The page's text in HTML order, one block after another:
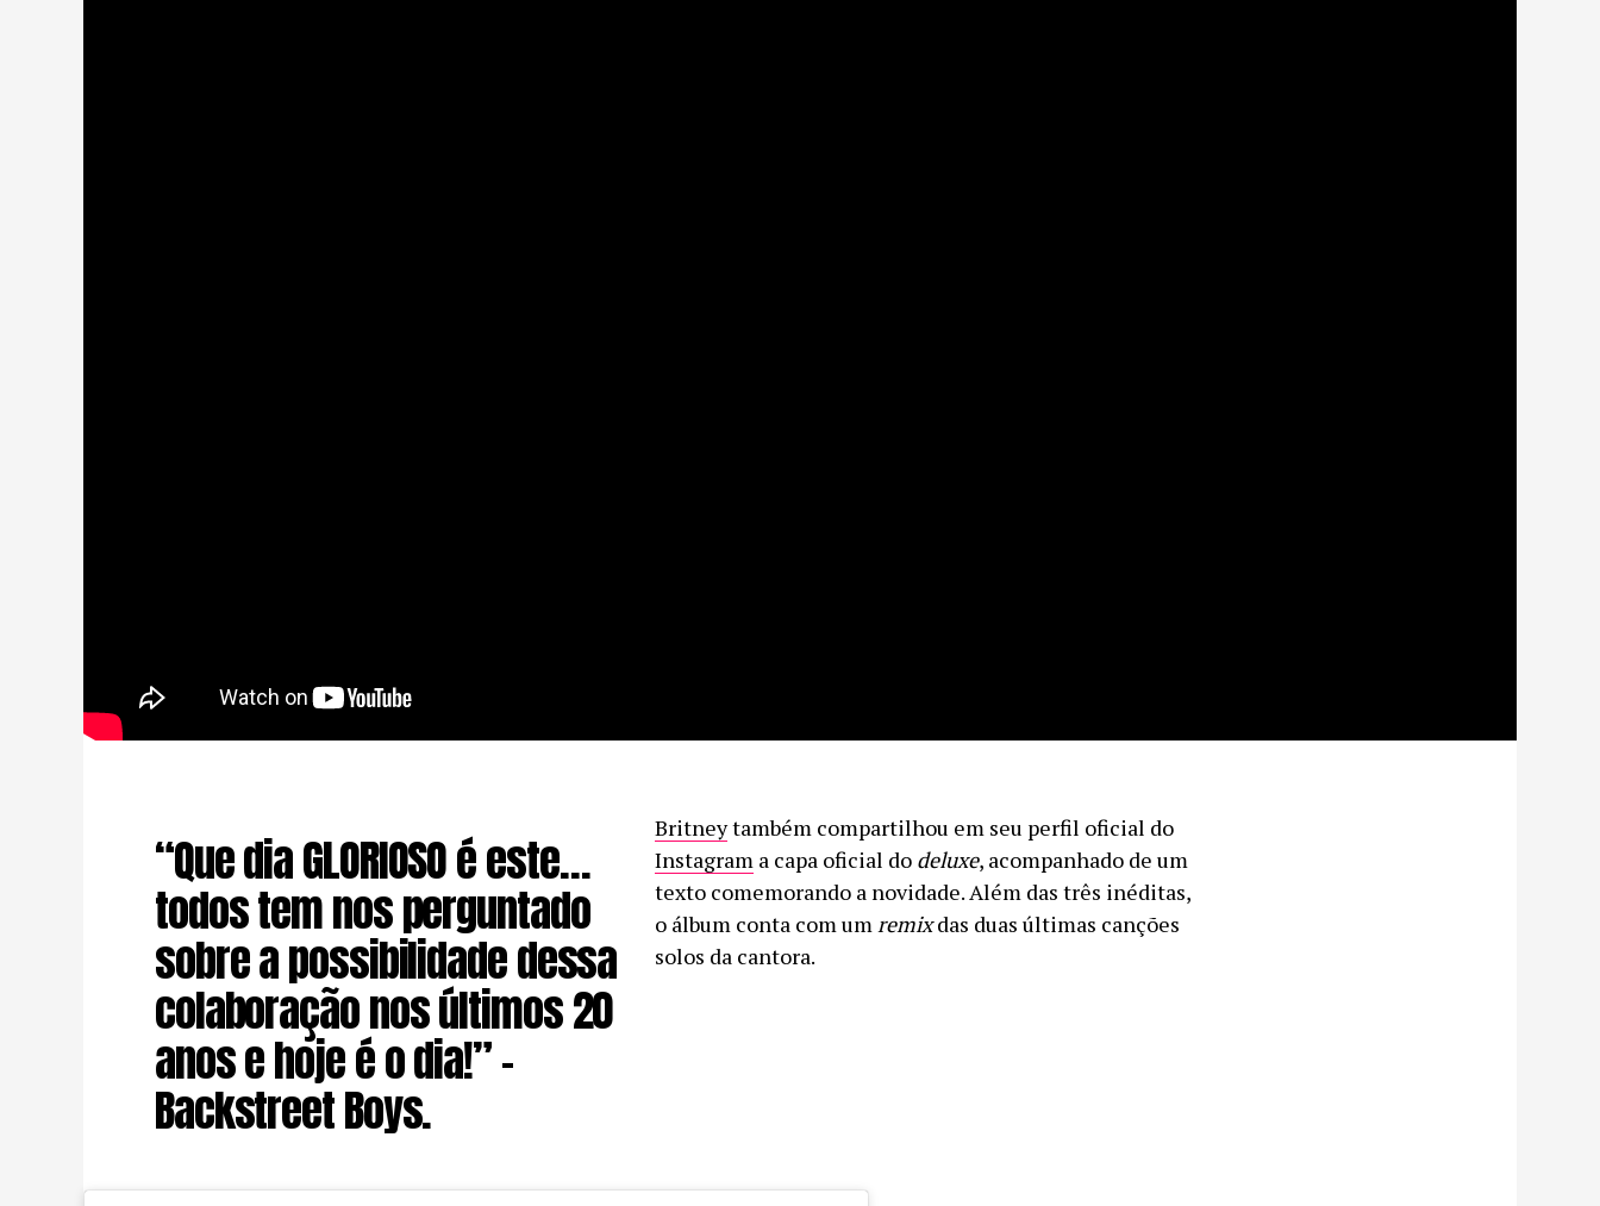
“Que dia GLORIOSO é este…
todos tem nos perguntado
sobre a possibilidade dessa
colaboração nos últimos 20
anos e hoje é o dia!” –
Backstreet Boys.
Britneytambém compartilhou em seu perfil oficial do
Instagram a capa oficial do deluxe, acompanhado de um
texto comemorando a novidade. Além das três inéditas,
o álbum conta com um remixdas duas últimas canções
solos da cantora.